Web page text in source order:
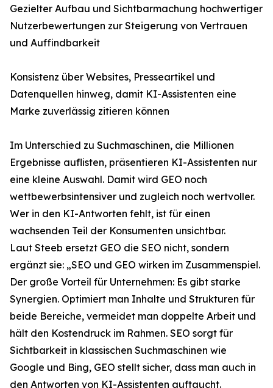
Gezielter Aufbau und Sichtbarmachung hochwertiger
Nutzerbewertungen zur Steigerung von Vertrauen
und Auffindbarkeit
Konsistenz über Websites, Presseartikel und
Datenquellen hinweg, damit KI-Assistenten eine
Marke zuverlässig zitieren können
Im Unterschied zu Suchmaschinen, die Millionen
Ergebnisse auflisten, präsentieren KI-Assistenten nur
eine kleine Auswahl. Damit wird GEO noch
wettbewerbsintensiver und zugleich noch wertvoller.
Wer in den KI-Antworten fehlt, ist für einen
wachsenden Teil der Konsumenten unsichtbar.
Laut Steeb ersetzt GEO die SEO nicht, sondern
ergänzt sie: „SEO und GEO wirken im Zusammenspiel.
Der große Vorteil für Unternehmen: Es gibt starke
Synergien. Optimiert man Inhalte und Strukturen für
beide Bereiche, vermeidet man doppelte Arbeit und
hält den Kostendruck im Rahmen. SEO sorgt für
Sichtbarkeit in klassischen Suchmaschinen wie
Google und Bing, GEO stellt sicher, dass man auch in
den Antworten von KI-Assistenten auftaucht.